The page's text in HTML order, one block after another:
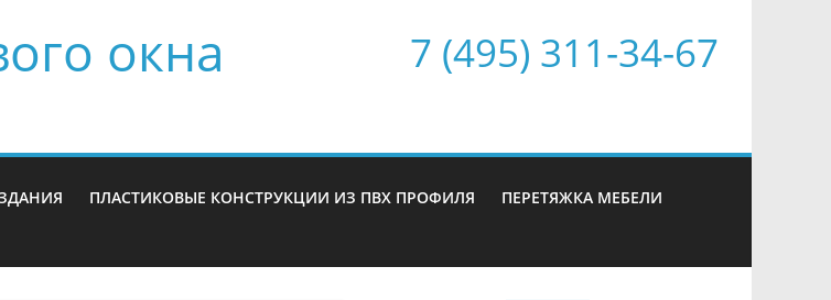
окна 7 (495) 311-34-67
ПЛАСТИКОВЫЕ КОНСТРУКЦИИ ИЗ ПВХ ПРОФИЛЯ ПЕРЕТЯЖКА МЕБЕЛИ